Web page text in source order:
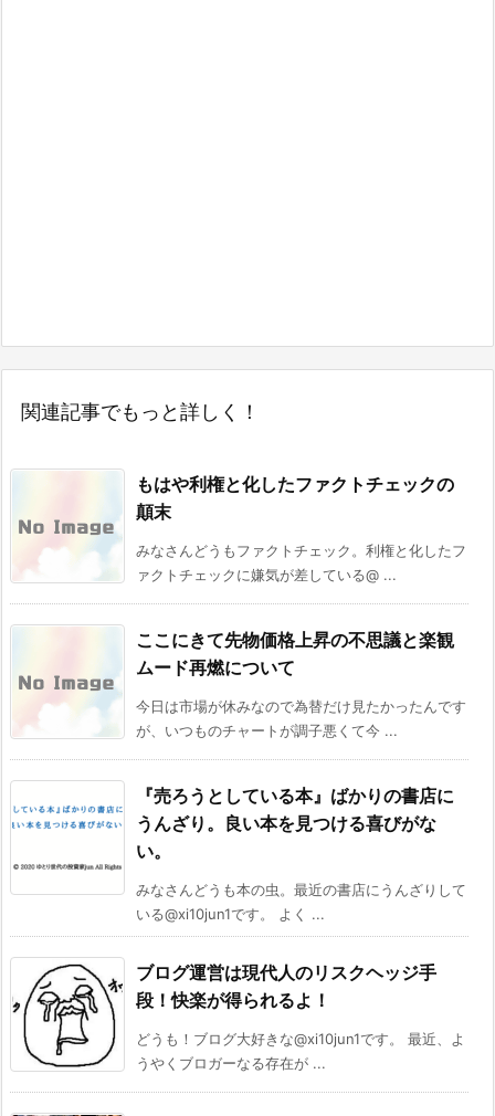
関連記事でもっと詳しく！
もはや利権と化したファクトチェックの
顛末
みなさんどうもファクトチェック。利権と化したフ
ァクトチェックに嫌気が差している@ ...
ここにきて先物価格上昇の不思議と楽観
ムード再燃について
今日は市場が休みなので為替だけ見たかったんです
が、いつものチャートが調子悪くて今 ...
『売ろうとしている本』ばかりの書店に
うんざり。良い本を見つける喜びがな
い。
みなさんどうも本の虫。最近の書店にうんざりして
いる@xi10jun1です。 よく ...
ブログ運営は現代人のリスクヘッジ手
段！快楽が得られるよ！
どうも！ブログ大好きな@xi10jun1です。 最近、よ
うやくブロガーなる存在が ...